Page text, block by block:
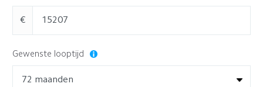
€
Gewenste looptijd